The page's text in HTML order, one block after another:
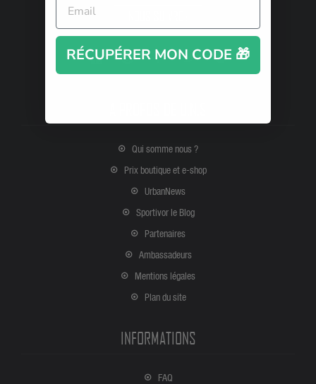
Qui somme nous ?
Prix boutique et e-shop
UrbanNews
Sportivor le Blog
Partenaires
Ambassadeurs
Mentions légales
Plan du site
INFORMATIONS
FAQ
RÉCUPÉRER MON CODE 🎁